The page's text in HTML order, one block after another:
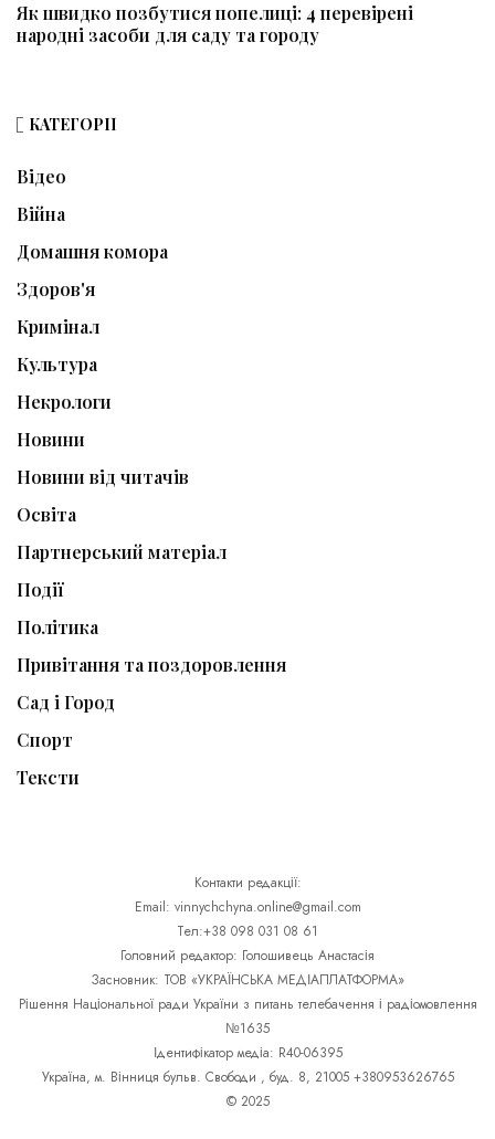
Як швидко позбутися попелиці: 4 перевірені
народні засоби для саду та городу
КАТЕГОРІЇ
Відео
Війна
Домашня комора
Здоров'я
Кримінал
Культура
Некрологи
Новини
Новини від читачів
Освіта
Партнерський матеріал
Події
Політика
Привітання та поздоровлення
Сад і Город
Спорт
Тексти
Контакти редакції:
Email: vinnychchyna.online@gmail.com
Тел:+38 098 031 08 61
Головний редактор: Голошивець Анастасія
Засновник: ТОВ «УКРАЇНСЬКА МЕДІАПЛАТФОРМА»
Рішення Національної ради України з питань телебачення і радіомовлення
№1635
Ідентифікатор медіа: R40-06395
Україна, м. Вінниця бульв. Свободи , буд. 8, 21005 +380953626765
© 2025